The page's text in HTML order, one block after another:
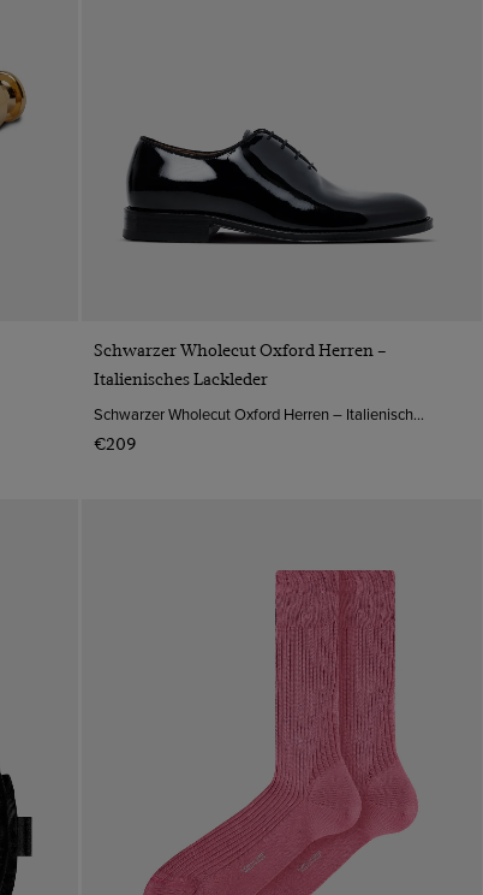
VORSCHAU
Schwarzer Wholecut Oxford Herren –
Italienisches Lackleder
Schwarzer Wholecut Oxford Herren – Italienisches Lackleder | Hawes & Curtis
€209